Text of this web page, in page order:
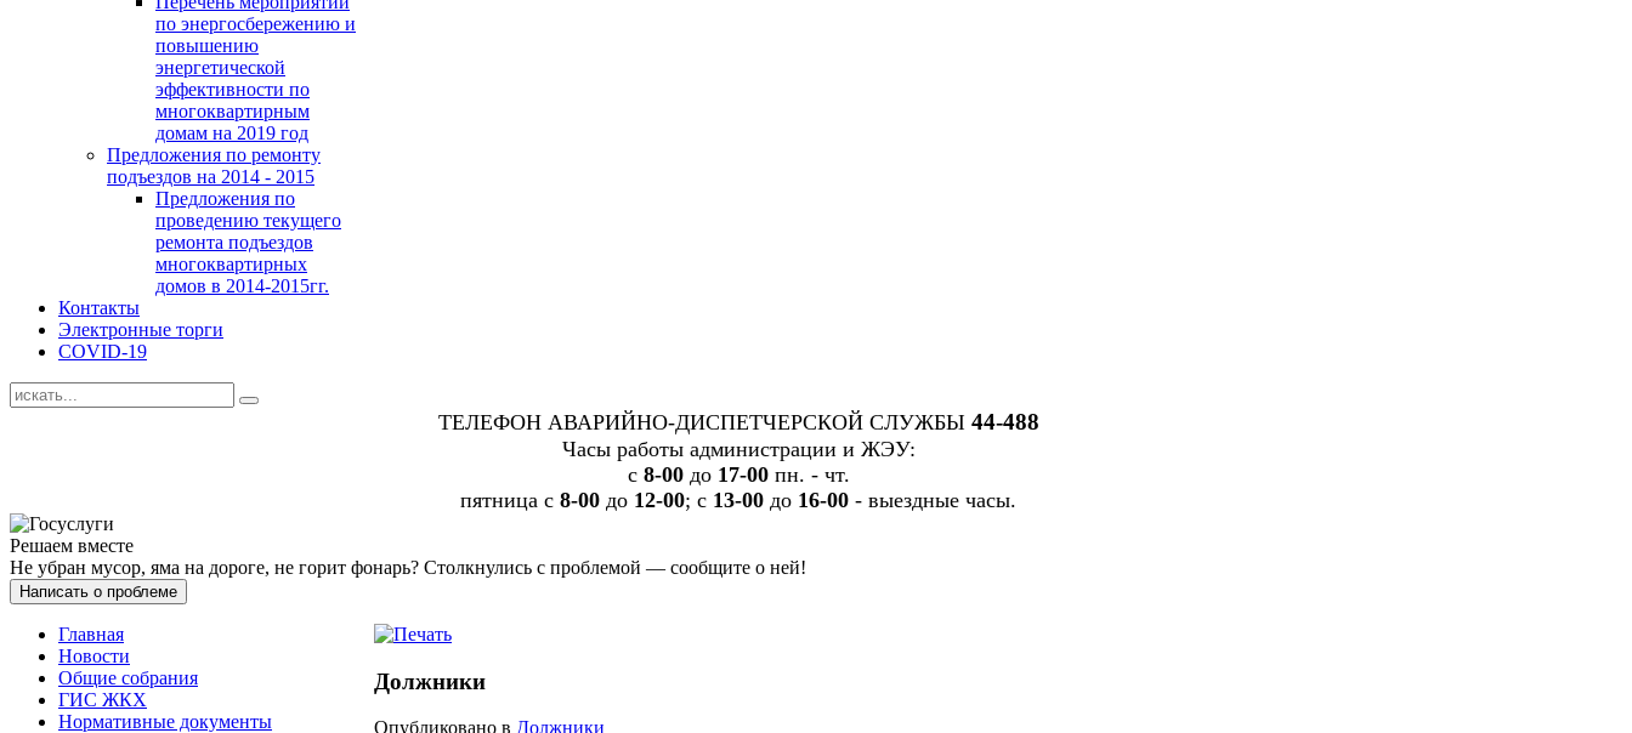
по энергосбережению и
повышению
энергетической
эффективности по
многоквартирным
домам на 2019 год
Предложения по ремонту
подъездов на 2014 - 2015
Предложения по
проведению текущего
ремонта подъездов
многоквартирных
домов в 2014-2015гг.
Контакты
Электронные торги
COVID-19
ТЕЛЕФОН АВАРИЙНО-ДИСПЕТЧЕРСКОЙ СЛУЖБЫ 44-488
Часы работы администрации и ЖЭУ:
c 8-00до 17-00пн. - чт.
пятница с 8-00 до 12-00; с 13-00 до 16-00 - выездные часы.
Решаем вместе
Не убран мусор, яма на дороге, не горит фонарь? Столкнулись с проблемой — сообщите о ней!
Написать о проблеме
Должники
Опубликовано в Должники
Главная
Новости
Общие собрания
ГИС ЖКХ
Нормативные документы